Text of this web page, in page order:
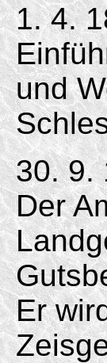
1. 4.
und
30. 9.
Der
Er